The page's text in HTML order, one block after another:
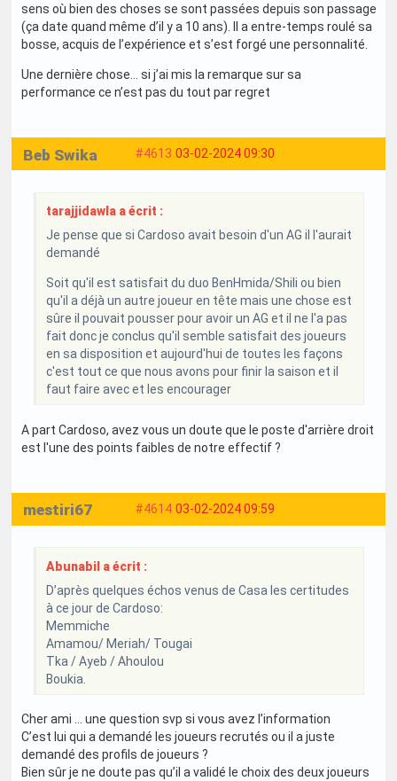
sens où bien des choses se sont passées depuis son passage
(ça date quand même d’il y a 10 ans). Il a entre-temps roulé sa
bosse, acquis de l’expérience et s’est forgé une personnalité.
Une dernière chose… si j’ai mis la remarque sur sa
performance ce n’est pas du tout par regret
#4613 03-02-2024 09:30
Beb Swika
tarajjidawla a écrit :
Je pense que si Cardoso avait besoin d'un AG il l'aurait
demandé
Soit qu'il est satisfait du duo BenHmida/Shili ou bien
qu'il a déjà un autre joueur en tête mais une chose est
sûre il pouvait pousser pour avoir un AG et il ne l'a pas
fait donc je conclus qu'il semble satisfait des joueurs
en sa disposition et aujourd'hui de toutes les façons
c'est tout ce que nous avons pour finir la saison et il
faut faire avec et les encourager
A part Cardoso, avez vous un doute que le poste d'arrière droit
est l'une des points faibles de notre effectif ?
#4614 03-02-2024 09:59
mestiri67
Abunabil a écrit :
D’après quelques échos venus de Casa les certitudes
à ce jour de Cardoso:
Memmiche
Amamou/ Meriah/ Tougai
Tka / Ayeb / Ahoulou
Boukia.
Cher ami … une question svp si vous avez l’information
C’est lui qui a demandé les joueurs recrutés ou il a juste
demandé des profils de joueurs ?
Bien sûr je ne doute pas qu’il a validé le choix des deux joueurs